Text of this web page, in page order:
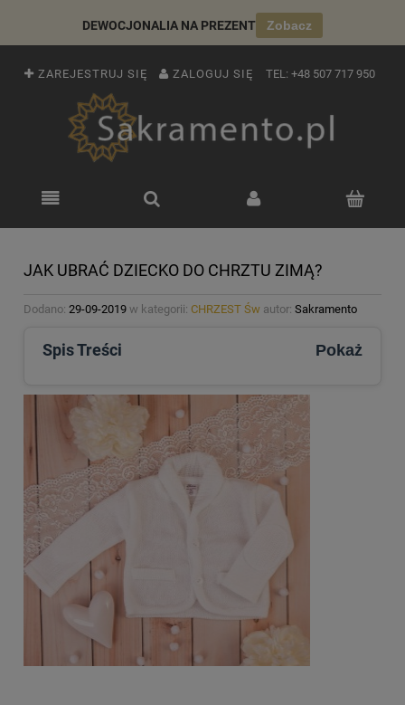
DEWOCJONALIA NA PREZENT Zobacz
ZAREJESTRUJ SIĘ ZALOGUJ SIĘ TEL: +48 507 717 950
JAK UBRAĆ DZIECKO DO CHRZTU ZIMĄ?
Dodano: 29-09-2019 w kategorii: CHRZEST Św autor: Sakramento
Spis Treści Pokaż